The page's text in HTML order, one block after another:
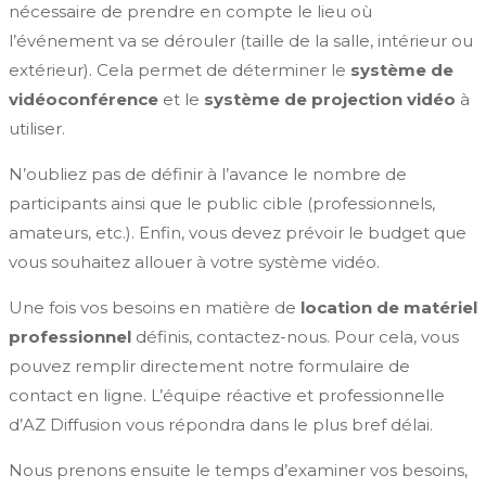
nécessaire de prendre en compte le lieu où
l’événement va se dérouler (taille de la salle, intérieur ou
extérieur). Cela permet de déterminer le système de
vidéoconférence et le système de projection vidéo à
utiliser.
N’oubliez pas de définir à l’avance le nombre de
participants ainsi que le public cible (professionnels,
amateurs, etc.). Enfin, vous devez prévoir le budget que
vous souhaitez allouer à votre système vidéo.
Une fois vos besoins en matière de location de matériel
professionnel définis, contactez-nous. Pour cela, vous
pouvez remplir directement notre formulaire de
contact en ligne. L’équipe réactive et professionnelle
d’AZ Diffusion vous répondra dans le plus bref délai.
Nous prenons ensuite le temps d’examiner vos besoins,